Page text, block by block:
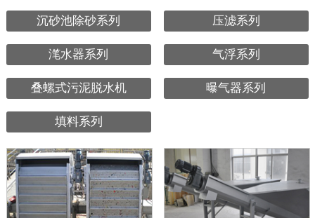
沉砂池除砂系列 压滤系列
滗水器系列 气浮系列
叠螺式污泥脱水机 曝气器系列
填料系列